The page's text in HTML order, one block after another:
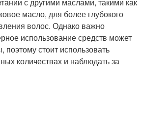
с другими маслами, такими как
масло, для более глубокого
волос. Однако важно
использование средств может
поэтому стоит использовать
количествах и наблюдать за